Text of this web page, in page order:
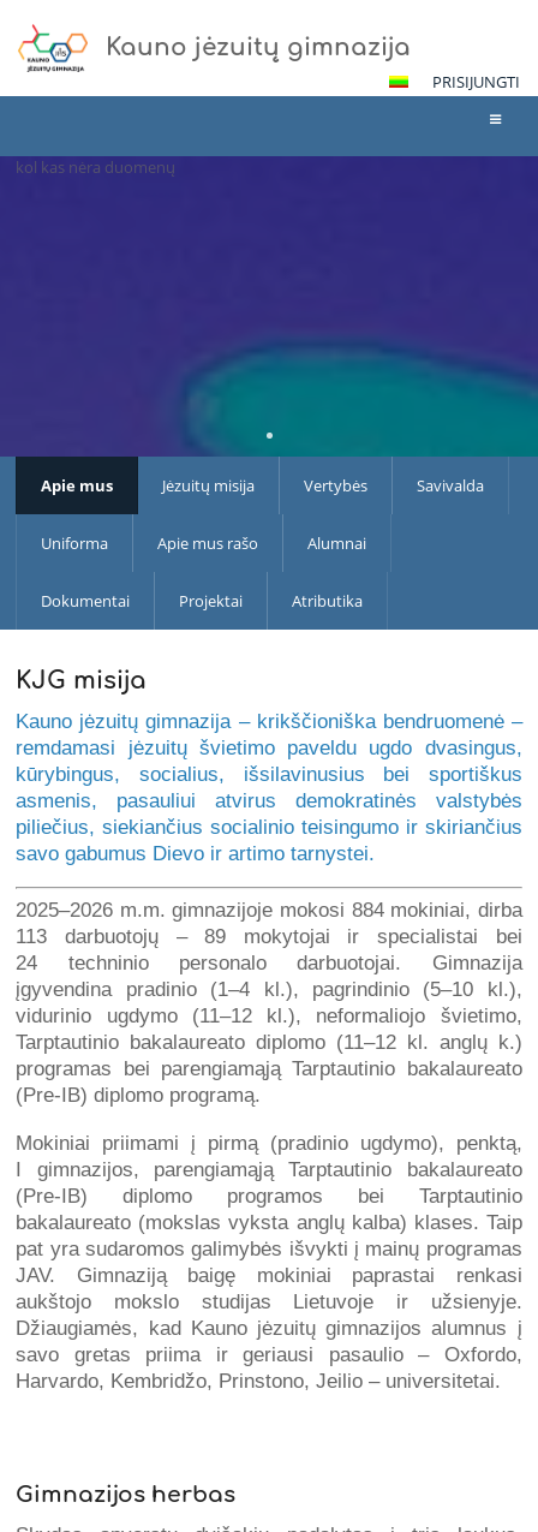
Kauno jėzuitų gimnazija
PRISIJUNGTI
Apie
kol kas nėra duomenų
Apie mus Jėzuitų misija Vertybės Savivalda
Uniforma Apie mus rašo Alumnai
Dokumentai Projektai Atributika
KJG misija
Kauno jėzuitų gimnazija – krikščioniška bendruomenė –
remdamasi jėzuitų švietimo paveldu ugdo dvasingus,
kūrybingus, socialius, išsilavinusius bei sportiškus
asmenis, pasauliui atvirus demokratinės valstybės
piliečius, siekiančius socialinio teisingumo ir skiriančius
savo gabumus Dievo ir artimo tarnystei.
2025–2026 m.m. gimnazijoje mokosi 884 mokiniai, dirba
113 darbuotojų – 89 mokytojai ir specialistai bei
24 techninio personalo darbuotojai. Gimnazija
įgyvendina pradinio (1–4 kl.), pagrindinio (5–10 kl.),
vidurinio ugdymo (11–12 kl.), neformaliojo švietimo,
Tarptautinio bakalaureato diplomo (11–12 kl. anglų k.)
programas bei parengiamąją Tarptautinio bakalaureato
(Pre-IB) diplomo programą.
Mokiniai priimami į pirmą (pradinio ugdymo), penktą,
I gimnazijos, parengiamąją Tarptautinio bakalaureato
(Pre-IB) diplomo programos bei Tarptautinio
bakalaureato (mokslas vyksta anglų kalba) klases. Taip
pat yra sudaromos galimybės išvykti į mainų programas
JAV. Gimnaziją baigę mokiniai paprastai renkasi
aukštojo mokslo studijas Lietuvoje ir užsienyje.
Džiaugiamės, kad Kauno jėzuitų gimnazijos alumnus į
savo gretas priima ir geriausi pasaulio – Oxfordo,
Harvardo, Kembridžo, Prinstono, Jeilio – universitetai.
Gimnazijos herbas